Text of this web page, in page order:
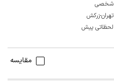
شخصی
تهران-زرکش
لحظاتی پیش
مقایسه